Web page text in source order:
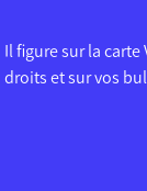
Il figure sur la
droits et sur vos